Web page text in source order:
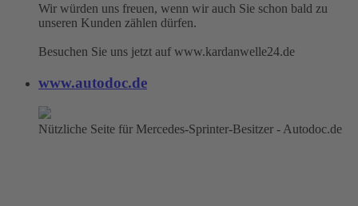
Wir würden uns freuen, wenn wir auch Sie schon bald zu
unseren Kunden zählen dürfen.
Besuchen Sie uns jetzt auf www.kardanwelle24.de
www.autodoc.de
Nützliche Seite für Mercedes-Sprinter-Besitzer - Autodoc.de